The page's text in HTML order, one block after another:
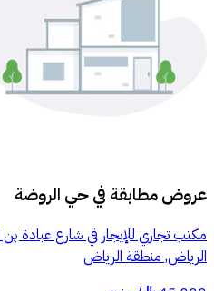
عروض مطابقة فيحي الروضة
مكتب تجاري للإيجار في شارع عبادة
الرياض, منطقة الرياض